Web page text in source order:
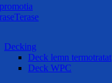
Terase
Decking
Deck lemn termotratat
Deck WPC